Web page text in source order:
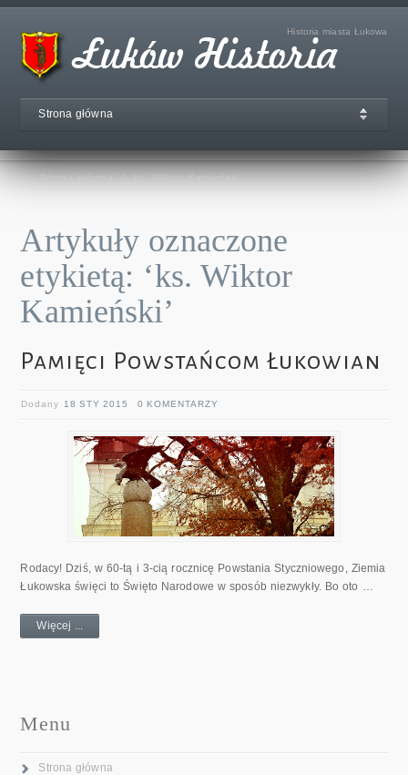
Historia miasta Łukowa
Strona główna
Strona główna ks. Wiktor Kamieński
Artykuły oznaczone
etykietą: ‘ks. Wiktor
Kamieński’
Pamięci Powstańcom Łukowian
Dodany 18 STY 2015 0 KOMENTARZY
Rodacy! Dziś, w 60-tą i 3-cią rocznicę Powstania Styczniowego, Ziemia
Łukowska święci to Święto Narodowe w sposób niezwykły. Bo oto …
Więcej ...
Menu
Strona główna